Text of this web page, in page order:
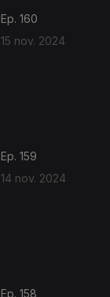
Ep. 160
15 nov. 2024
Ep. 159
14 nov. 2024
Ep. 158